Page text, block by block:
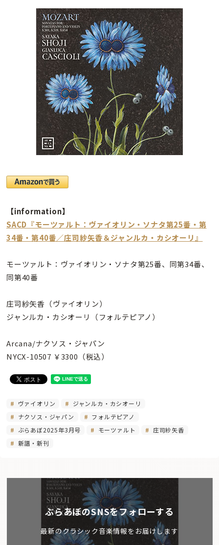
【information】
SACD『モーツァルト：ヴァイオリン・ソナタ第25番・第
34番・第40番／庄司紗矢香＆ジャンルカ・カシオーリ』
モーツァルト：ヴァイオリン・ソナタ第25番、同第34番、
同第40番
庄司紗矢香（ヴァイオリン）
ジャンルカ・カシオーリ（フォルテピアノ）
Arcana/ナクソス・ジャパン
NYCX-10507 ￥3300（税込）
ヴァイオリン
ジャンルカ・カシオーリ
ナクソス・ジャパン
フォルテピアノ
ぶらあぼ2025年3月号
モーツァルト
庄司紗矢香
新譜・新刊
ぶらあぼのSNSをフォローする
最新のクラシック音楽情報をお届けします